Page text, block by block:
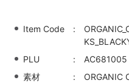
Item Code
PLU
AC681005
素材
ORGANIC